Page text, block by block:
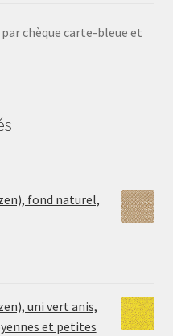
chèque carte-bleue et
fond naturel,
uni vert anis,
et petites